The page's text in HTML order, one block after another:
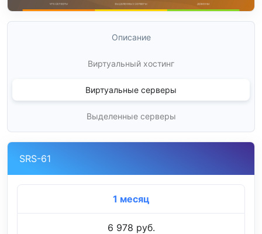
Описание
Виртуальный хостинг
Виртуальные серверы
Выделенные серверы
SRS-61
1 месяц
6 978 руб.